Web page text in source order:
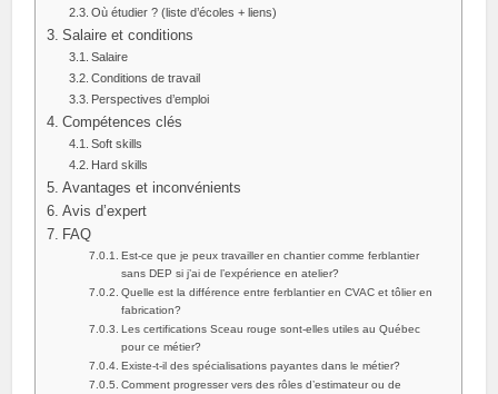
Où étudier ? (liste d’écoles + liens)
Salaire et conditions
Salaire
Conditions de travail
Perspectives d’emploi
Compétences clés
Soft skills
Hard skills
Avantages et inconvénients
Avis d’expert
FAQ
Est-ce que je peux travailler en chantier comme ferblantier
sans DEP si j’ai de l’expérience en atelier?
Quelle est la différence entre ferblantier en CVAC et tôlier en
fabrication?
Les certifications Sceau rouge sont-elles utiles au Québec
pour ce métier?
Existe-t-il des spécialisations payantes dans le métier?
Comment progresser vers des rôles d’estimateur ou de